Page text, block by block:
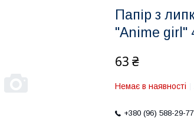
Папір з
"Anime girl"
63 ₴
Немає в наявності
+380 (96) 588-29-77